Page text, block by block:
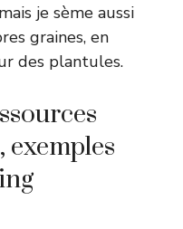
je sème aussi
graines, en
des plantules.